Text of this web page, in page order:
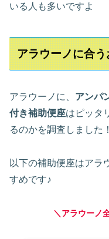
いる人も多いですよ
アラウーノに合
アラウーノに、 アンパ
付き補助便座はピッタ
るのかを調査しました！
以下の補助便座はアラ
すめです♪
＼アラウーノ